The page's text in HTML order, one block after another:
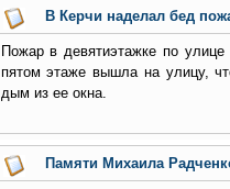
В Керчи наделал бед
Пожар в девятиэтажке по
пятом этаже вышла на улицу,
дым из ее окна.
Памяти Михаила